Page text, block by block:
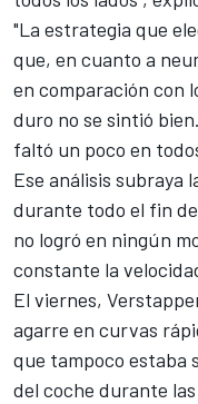
"La estrategia que
que, en cuanto a
en comparación con
duro no se sintió
faltó un poco en
Ese análisis subraya
durante todo el fin
no logró en ningún
constante la
El viernes,
agarre en curvas
que tampoco estaba
del coche durante